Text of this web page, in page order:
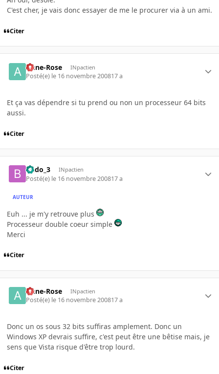
C'est cher, je vais donc essayer de me le procurer via à un ami.
Citer
Anne-Rose INpactien
Posté(e) le 16 novembre 200817 a
Et ça vas dépendre si tu prend ou non un processeur 64 bits
aussi.
Citer
Budo_3 INpactien
Posté(e) le 16 novembre 200817 a
AUTEUR
Euh ... je m'y retrouve plus
Processeur double coeur simple
Merci
Citer
Anne-Rose INpactien
Posté(e) le 16 novembre 200817 a
Donc un os sous 32 bits suffiras amplement. Donc un
Windows XP devrais suffire, c'est peut être une bêtise mais, je
sens que Vista risque d'être trop lourd.
Citer